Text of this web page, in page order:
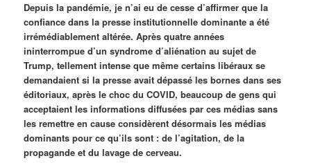
Depuis la pandémie, je n’ai eu de cesse d’affirmer que la
confiance dans la presse institutionnelle dominante a été
irrémédiablement altérée. Après quatre années
ininterrompue d’un syndrome d’aliénation au sujet de
Trump, tellement intense que même certains libéraux se
demandaient si la presse avait dépassé les bornes dans ses
éditoriaux, après le choc du COVID, beaucoup de gens qui
acceptaient les informations diffusées par ces médias sans
les remettre en cause considèrent désormais les médias
dominants pour ce qu’ils sont : de l’agitation, de la
propagande et du lavage de cerveau.